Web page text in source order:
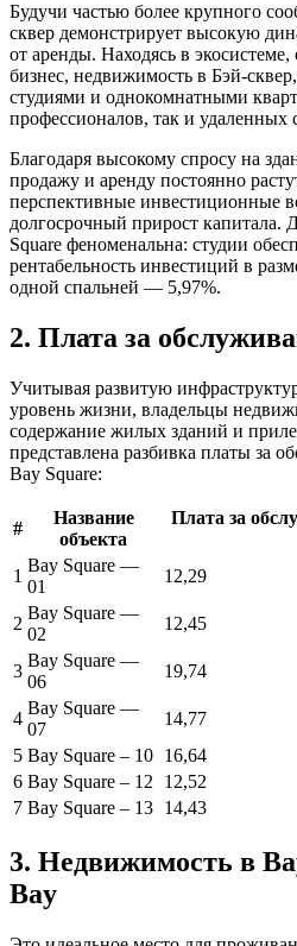
Будучи частью более крупного
сквер демонстрирует высокую
от аренды. Находясь в
бизнес, недвижимость в Бэй-
студиями и однокомнатными
профессионалов, так и удаленных
Благодаря высокому спросу на
продажу и аренду постоянно
перспективные инвестиционные
долгосрочный прирост капитала.
Square феноменальна: студии
рентабельность инвестиций в
одной спальней — 5,97%.
2. Плата за
Учитывая развитую
уровень жизни, владельцы
содержание жилых зданий и
представлена разбивка платы за
Bay Square:
#
Название
объекта
Плата за
1
Bay Square —
01
12,29
2
Bay Square —
02
12,45
3
Bay Square —
06
19,74
4
Bay Square —
07
14,77
5 Bay Square – 10 16,64
6 Bay Square – 12
12,52
7 Bay Square – 13 14,43
3. Недвижимость в
Bay